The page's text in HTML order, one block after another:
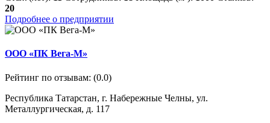
20
Подробнее о предприятии
ООО «ПК Вега-М»
Рейтинг по отзывам: (0.0)
Республика Татарстан, г. Набережные Челны, ул.
Металлургическая, д. 117